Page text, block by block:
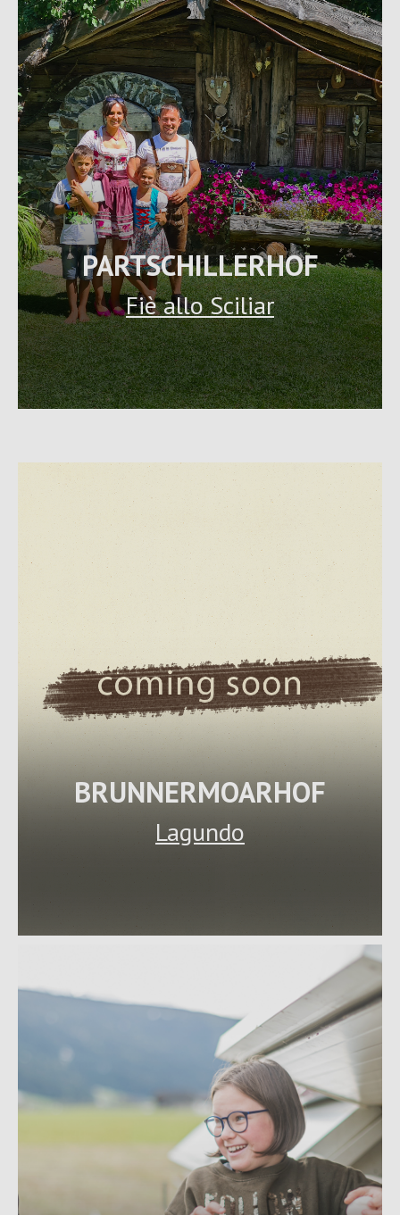
PARTSCHILLERHOF
Fiè allo Sciliar
BRUNNERMOARHOF
Lagundo